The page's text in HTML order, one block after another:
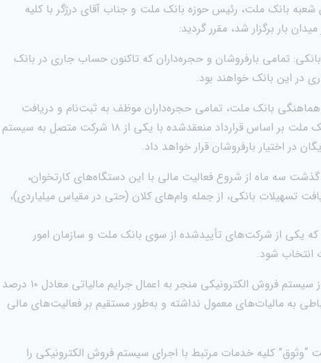
بانک ملت، رئیس حوزه بانک ملت و جناب آقای درژگر با کلیه
بار برگزار شد، مقرر گردید:
تمامی بارفروشان و حجره‌داران که تاکنون حساب جاری در بانک
در این بانک خواهند بود.
هماهنگی بانک ملت، تمامی حجره‌داران موظف به ثبت‌نام و دریافت
دستگاه کارتخوان (POS) خواهند شد. بانک ملت بر اساس قرارداد منعقدشده با یکی از ۱۸ شرکت متصل به سیستم
در اختیار بارفروشان قرار خواهد داد.
سه ماه از شروع فعالیت مالی با این دستگاه‌های کارتخوان،
تسهیلات بانکی، از جمله وام‌های کلان (حتی در مقیاس میلیاردی)،
که یکی از شرکت‌های تأییدشده از سوی بانک ملت و سازمان امور
انتخاب شود.
۵. عواقب عدم اجرای طرح: عدم استفاده از سیستم فروش الکترونیکی منجر به اعمال جرایم مالیاتی معادل ۱۰ درصد
به مالیات‌های معمول نداشته و به‌طور مستقیم بر فعالیت‌های مالی
“وثوق” کلیه خدمات مرتبط با اجرای سیستم فروش الکترونیکی را